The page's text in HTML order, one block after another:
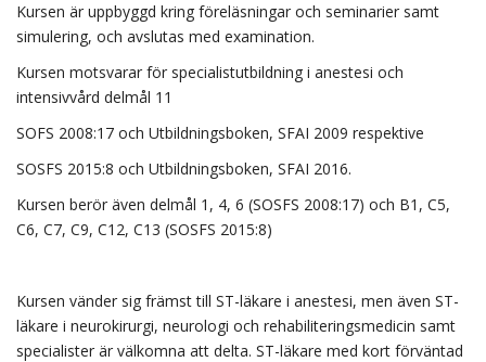
Kursen är uppbyggd kring föreläsningar och seminarier samt
simulering, och avslutas med examination.
Kursen motsvarar för specialistutbildning i anestesi och
intensivvård delmål 11
SOFS 2008:17 och Utbildningsboken, SFAI 2009 respektive
SOSFS 2015:8 och Utbildningsboken, SFAI 2016.
Kursen berör även delmål 1, 4, 6 (SOSFS 2008:17) och B1, C5,
C6, C7, C9, C12, C13 (SOSFS 2015:8)
Kursen vänder sig främst till ST-läkare i anestesi, men även ST-
läkare i neurokirurgi, neurologi och rehabiliteringsmedicin samt
specialister är välkomna att delta. ST-läkare med kort förväntad